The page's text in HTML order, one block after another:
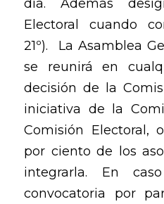
día. Además
Electoral cuando
21º). La Asamblea
se reunirá en
decisión de la
iniciativa de la
Comisión Electoral,
por ciento de los
integrarla. En
convocatoria por